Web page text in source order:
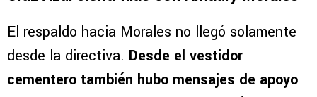
El respaldo hacia Morales no llegó solamente
desde la directiva. Desde el vestidor
cementero también hubo mensajes de apoyo